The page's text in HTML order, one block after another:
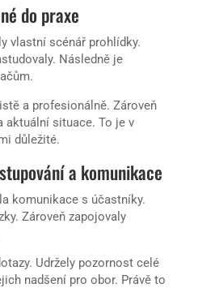
do praxe
vlastní scénář prohlídky.
Následně je
a profesionálně. Zároveň
aktuální situace. To je v
důležité.
a komunikace
komunikace s účastníky.
Zároveň zapojovaly
Udržely pozornost celé
nadšení pro obor. Právě to